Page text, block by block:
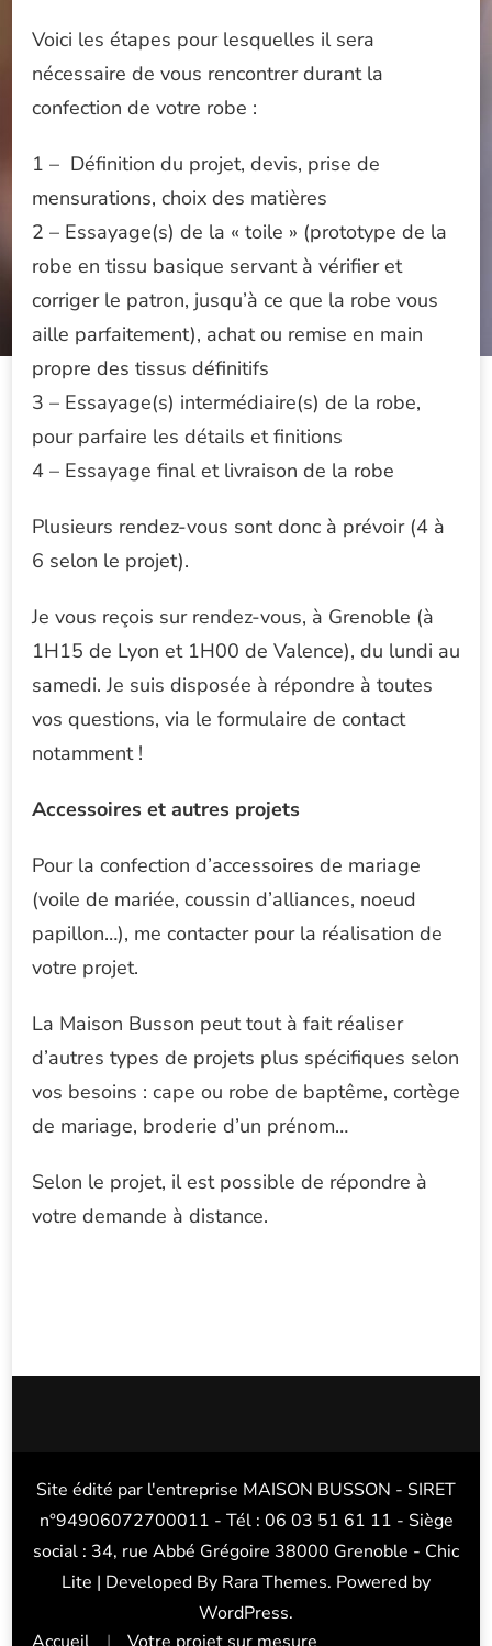
Voici les étapes pour lesquelles il sera
nécessaire de vous rencontrer durant la
confection de votre robe :
1 – Définition du projet, devis, prise de
mensurations, choix des matières
2 – Essayage(s) de la « toile » (prototype de la
robe en tissu basique servant à vérifier et
corriger le patron, jusqu’à ce que la robe vous
aille parfaitement), achat ou remise en main
propre des tissus définitifs
3 – Essayage(s) intermédiaire(s) de la robe,
pour parfaire les détails et finitions
4 – Essayage final et livraison de la robe
Plusieurs rendez-vous sont donc à prévoir (4 à
6 selon le projet).
Je vous reçois sur rendez-vous, à Grenoble (à
1H15 de Lyon et 1H00 de Valence), du lundi au
samedi. Je suis disposée à répondre à toutes
vos questions, via le formulaire de contact
notamment !
Accessoires et autres projets
Pour la confection d’accessoires de mariage
(voile de mariée, coussin d’alliances, noeud
papillon…), me contacter pour la réalisation de
votre projet.
La Maison Busson peut tout à fait réaliser
d’autres types de projets plus spécifiques selon
vos besoins : cape ou robe de baptême, cortège
de mariage, broderie d’un prénom…
Selon le projet, il est possible de répondre à
votre demande à distance.
Site édité par l'entreprise MAISON BUSSON - SIRET
n°94906072700011 - Tél : 06 03 51 61 11 - Siège
social : 34, rue Abbé Grégoire 38000 Grenoble - Chic
Lite | Developed By Rara Themes. Powered by
WordPress.